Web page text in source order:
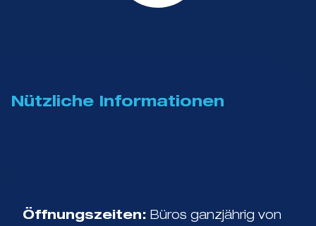
Nützliche Informationen
Öffnungszeiten: Büros ganzjährig von